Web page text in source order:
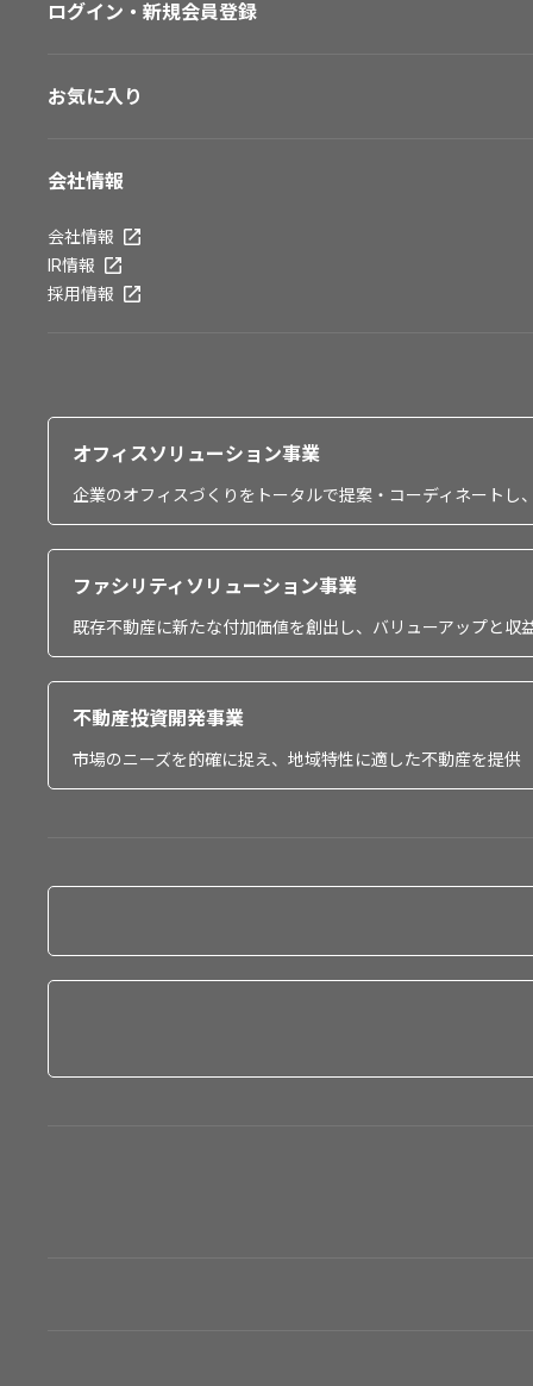
ログイン・新規会員登録
お気に入り
会社情報
会社情報
IR情報
採用情報
オフィスソリューション事業
企業のオフィスづくりをトータルで提案・コーディネート
ファシリティソリューション事業
既存不動産に新たな付加価値を創出し、バリューアップと収
不動産投資開発事業
市場のニーズを的確に捉え、地域特性に適した不動産を提供